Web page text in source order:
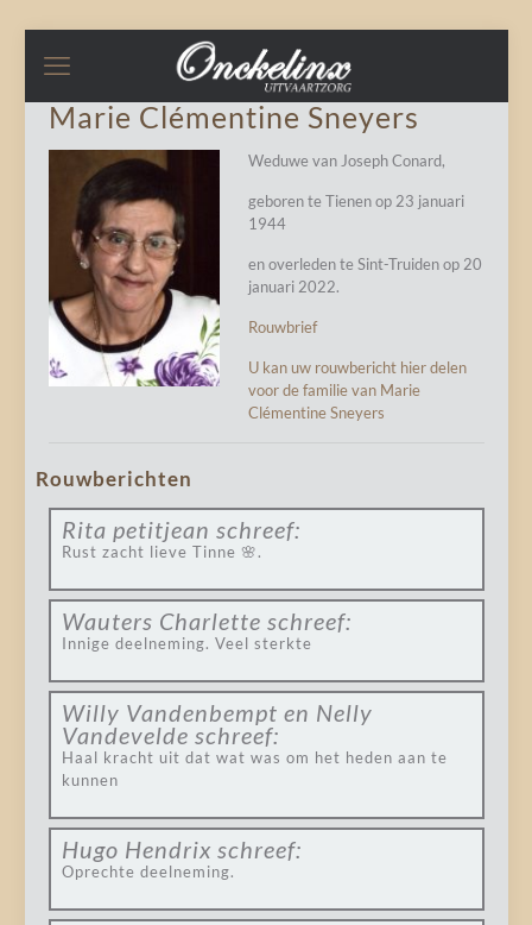
Marie Clémentine Sneyers
Weduwe van Joseph Conard,
geboren te Tienen op 23 januari
1944
en overleden te Sint-Truiden op 20
januari 2022.
Rouwbrief
U kan uw rouwbericht hier delen
voor de familie van Marie
Clémentine Sneyers
Rouwberichten
Rita petitjean schreef:
Rust zacht lieve Tinne 🌸.
Wauters Charlette schreef:
Innige deelneming. Veel sterkte
Willy Vandenbempt en Nelly
Vandevelde schreef:
Haal kracht uit dat wat was om het heden aan te
kunnen
Hugo Hendrix schreef:
Oprechte deelneming.